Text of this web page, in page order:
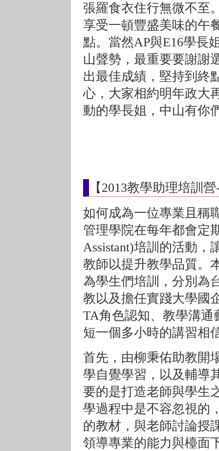
張羅食衣住行無微不至
享受一頓豐盛美味的午
點。當然AP與E16學長
山聲勢，最重要要謝謝
出最佳成績，堅持到終
心，大家相約明年政大
動的學長姐，中山有你
【2013教學助理培訓
如何成為一位專業且稱
管理學院在每年都會定
Assistant)培訓的活動，
教師以提升教學品質。
為學生們培訓，分別為
教以及擔任實踐大學國
TA角色認知、教學溝
短一個多小時的講習相
首先，由柳秉佑助教開
學自覺學習，以及輔導
要的是打造老師與學生
學過程中是不容忽視的
的教材，與老師討論授
領導專業的能力與檯面